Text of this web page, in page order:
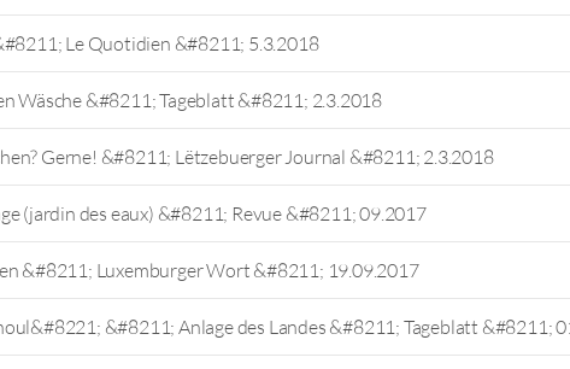
Le Quotidien &#8211; 5.3.2018
Wäsche &#8211; Tageblatt &#8211; 2.3.2018
Gerne! &#8211; Lëtzebuerger Journal &#8211; 2.3.2018
(jardin des eaux) &#8211; Revue &#8211; 09.2017
&#8211; Luxemburger Wort &#8211; 19.09.2017
&#8211; Anlage des Landes &#8211; Tageblatt &#8211;